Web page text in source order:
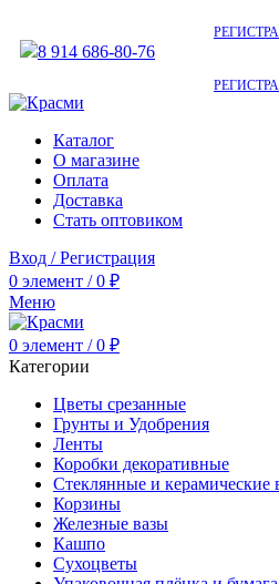
8 914 686-80-76
Каталог
О магазине
Оплата
Доставка
Стать оптовиком
Вход / Регистрация
0 элемент / 0 ₽
Меню
0 элемент / 0 ₽
Категории
Цветы срезанные
Грунты и Удобрения
Ленты
Коробки декоративные
Стеклянные и керамические
Корзины
Железные вазы
Кашпо
Сухоцветы